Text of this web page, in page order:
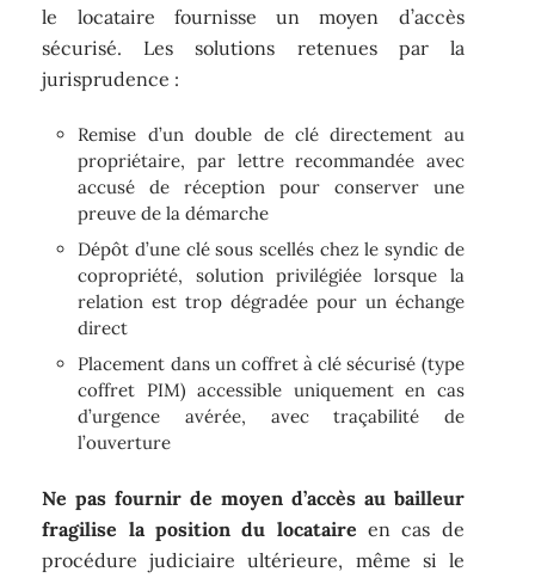
le locataire fournisse un moyen d’accès
sécurisé. Les solutions retenues par la
jurisprudence :
Remise d’un double de clé directement au
propriétaire, par lettre recommandée avec
accusé de réception pour conserver une
preuve de la démarche
Dépôt d’une clé sous scellés chez le syndic de
copropriété, solution privilégiée lorsque la
relation est trop dégradée pour un échange
direct
Placement dans un coffret à clé sécurisé (type
coffret PIM) accessible uniquement en cas
d’urgence avérée, avec traçabilité de
l’ouverture
Ne pas fournir de moyen d’accès au bailleur
fragilise la position du locataire en cas de
procédure judiciaire ultérieure, même si le